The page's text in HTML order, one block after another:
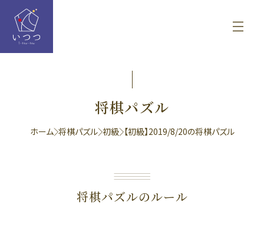
将棋パズル
ホーム 将棋パズル 初級 【初級】2019/8/20の将棋パズル
将棋パズルのルール